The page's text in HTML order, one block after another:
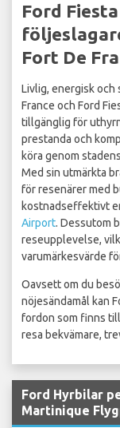
Ford
Fort De
Livlig, energisk och
France och Ford
tillgänglig för
prestanda och
köra genom
Med sin utmärkta
för resenärer med
kostnadseffektivt
Airport. Dessutom
reseupplevelse,
varumärkesvärde
Oavsett om du
nöjesändamål kan
fordon som finns
resa bekvämare,
Ford Hyrbilar
Martinique